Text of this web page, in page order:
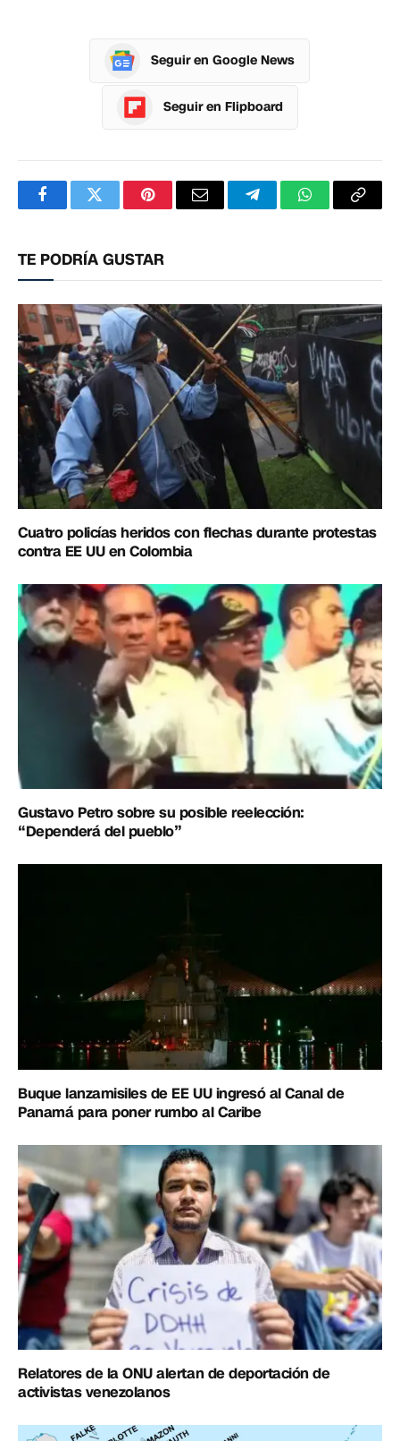
Seguir en Google News
Seguir en Flipboard
FacebookTwitterPinterestCorreoTelegramWhatsApp
TE PODRÍA GUSTAR
Cuatro policías heridos con flechas durante protestas
contra EE UU en Colombia
Gustavo Petro sobre su posible reelección:
“Dependerá del pueblo”
Buque lanzamisiles de EE UU ingresó al Canal de
Panamá para poner rumbo al Caribe
Relatores de la ONU alertan de deportación de
activistas venezolanos